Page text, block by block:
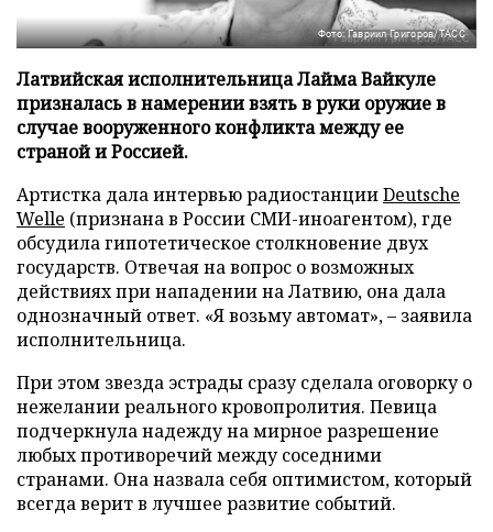
Фото: Гавриил Григоров/ТАСС
Латвийская исполнительница Лайма Вайкуле
призналась в намерении взять в руки оружие в
случае вооруженного конфликта между ее
страной и Россией.
Артистка дала интервью радиостанцииDeutsche
Welle (признана в России СМИ-иноагентом), где
обсудила гипотетическое столкновение двух
государств. Отвечая на вопрос о возможных
действиях при нападении на Латвию, она дала
однозначный ответ. «Я возьму автомат», – заявила
исполнительница.
При этом звезда эстрады сразу сделала оговорку о
нежелании реального кровопролития. Певица
подчеркнула надежду на мирное разрешение
любых противоречий между соседними
странами. Она назвала себя оптимистом, который
всегда верит в лучшее развитие событий.